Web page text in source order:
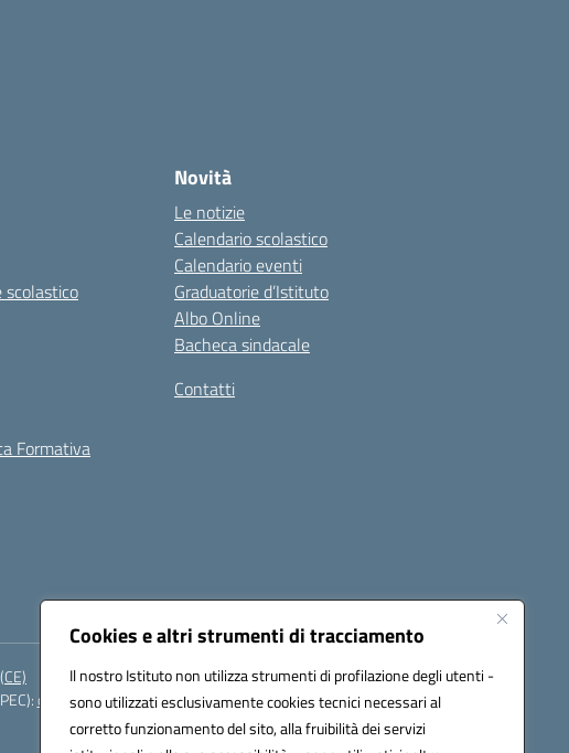
Cookies e altri strumenti di tracciamento
Il nostro Istituto non utilizza strumenti di profilazione degli utenti -
sono utilizzati esclusivamente cookies tecnici necessari al
corretto funzionamento del sito, alla fruibilità dei servizi
scolastico
Formativa
Novità
Le notizie
Calendario scolastico
Calendario eventi
Graduatorie d’Istituto
Albo Online
Bacheca sindacale
Contatti
ceic85400b@pec.istruzione.it